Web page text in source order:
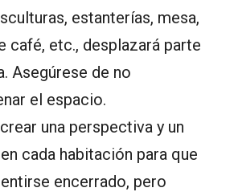
estanterías, mesa,
café, etc., desplazará parte
Asegúrese de no
el espacio.
una perspectiva y un
cada habitación para que
encerrado, pero